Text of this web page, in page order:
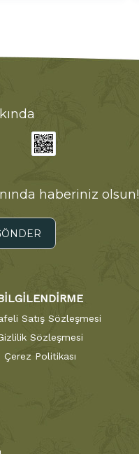
haberiniz olsun!
Satış Sözleşmesi
Sözleşmesi
Çerez Politikası